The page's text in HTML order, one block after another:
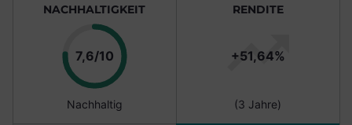
NACHHALTIGKEIT
7,6/10Punkte
Nachhaltig
RENDITE
+51,64%
(3 Jahre)